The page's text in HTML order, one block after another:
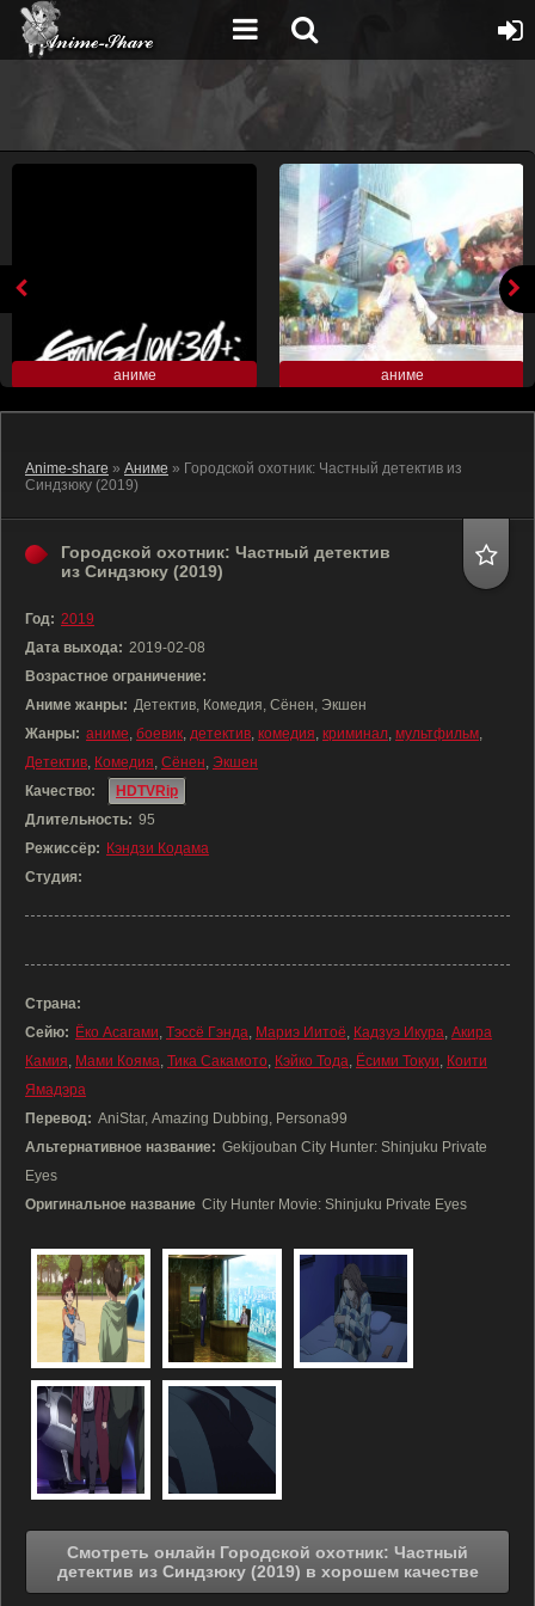
аниме аниме
Anime-share » Аниме » Городской охотник: Частный детектив из
Синдзюку (2019)
Городской охотник: Частный детектив
из Синдзюку (2019)
Год: 2019
Дата выхода: 2019-02-08
Возрастное ограничение:
Аниме жанры: Детектив, Комедия, Сёнен, Экшен
Жанры: аниме, боевик, детектив, комедия, криминал, мультфильм,
Детектив, Комедия, Сёнен, Экшен
Качество:
HDTVRip
Длительность: 95
Режиссёр: Кэндзи Кодама
Студия:
Страна:
Сейю: Ёко Асагами, Тэссё Гэнда, Мариэ Иитоё, Кадзуэ Икура, Акира
Камия, Мами Кояма, Тика Сакамото, Кэйко Тода, Ёсими Токуи, Коити
Ямадэра
Перевод: AniStar, Amazing Dubbing, Persona99
Альтернативное название: Gekijouban City Hunter: Shinjuku Private
Eyes
Оригинальное название City Hunter Movie: Shinjuku Private Eyes
Смотреть онлайн Городской охотник: Частный
детектив из Синдзюку (2019) в хорошем качестве